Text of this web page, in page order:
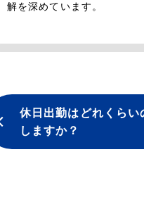
解を深めています。
休日出勤はどれくらい
しますか？